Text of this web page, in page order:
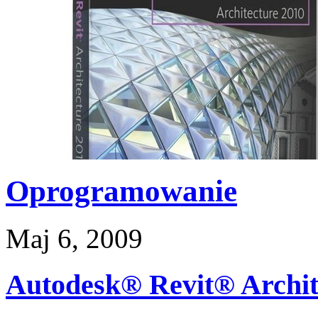
Oprogramowanie
Maj 6, 2009
Autodesk® Revit®